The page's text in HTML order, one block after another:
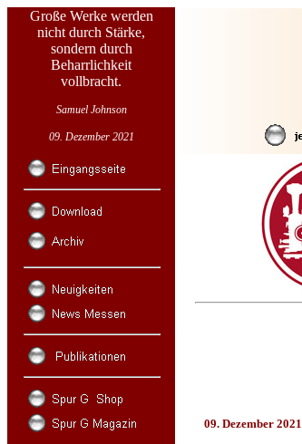
Große Werke werden
nicht durch Stärke,
sondern durch
Beharrlichkeit
vollbracht.
Samuel Johnson
09. Dezember 2021
09. Dezember 2021